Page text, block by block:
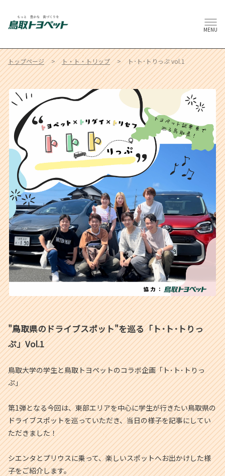
MENU
トップページ ト・ト・トリップ ト･ト･トりっぷ vol.1
"鳥取県のドライブスポット"を巡る「ト･ト･トりっ
ぷ」Vol.1
鳥取大学の学生と鳥取トヨペットのコラボ企画「ト･ト･トりっ
ぷ」
第1弾となる今回は、東部エリアを中心に学生が行きたい鳥取県の
ドライブスポットを巡っていただき、当日の様子を記事にしてい
ただきました！
シエンタとプリウスに乗って、楽しいスポットへお出かけした様
子をご紹介します。